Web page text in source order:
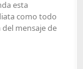
esta
como todo
del mensaje de